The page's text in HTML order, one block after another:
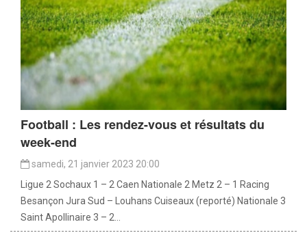
Football : Les rendez-vous et résultats du
week-end
samedi, 21 janvier 2023 20:00
Ligue 2 Sochaux 1 – 2 Caen Nationale 2 Metz 2 – 1 Racing
Besançon Jura Sud – Louhans Cuiseaux (reporté) Nationale 3
Saint Apollinaire 3 – 2...